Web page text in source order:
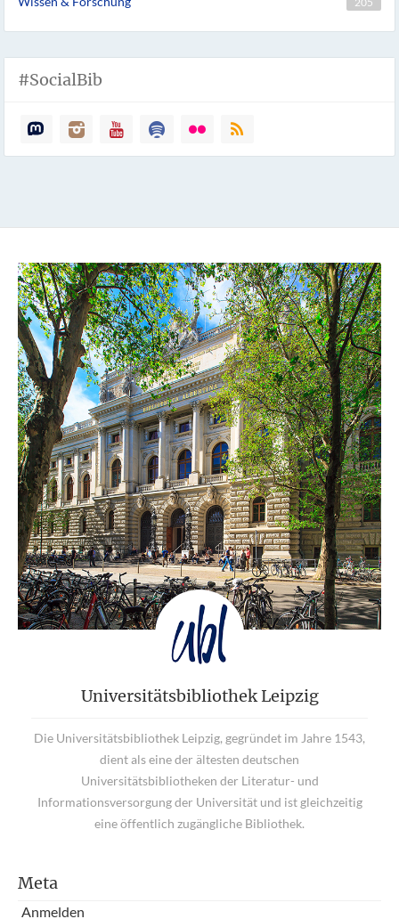
#SocialBib
Universitätsbibliothek Leipzig
Die Universitätsbibliothek Leipzig, gegründet im Jahre 1543,
dient als eine der ältesten deutschen
Universitätsbibliotheken der Literatur- und
Informationsversorgung der Universität und ist gleichzeitig
eine öffentlich zugängliche Bibliothek.
Meta
Anmelden